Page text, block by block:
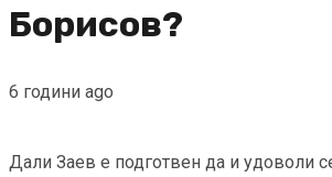
Борисов?
6 години ago
Дали Заев е подготвен да и удоволи